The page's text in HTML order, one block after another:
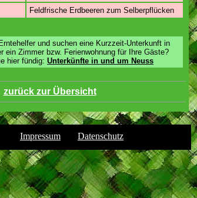
Feldfrische Erdbeeren zum Selberpflücken
und suchen eine Kurzzeit-Unterkunft in
ein Zimmer bzw. Ferienwohnung für Ihre Gäste?
hier fündig: Unterkünfte in und um Neuss
zurück zur Übersicht
Impressum Datenschutz